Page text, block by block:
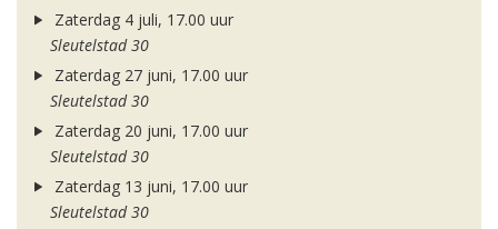
Zaterdag 4 juli, 17.00 uur
Sleutelstad 30
Zaterdag 27 juni, 17.00 uur
Sleutelstad 30
Zaterdag 20 juni, 17.00 uur
Sleutelstad 30
Zaterdag 13 juni, 17.00 uur
Sleutelstad 30